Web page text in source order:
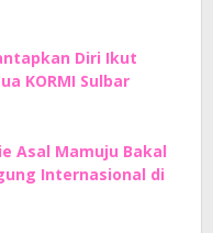
Diri Ikut
KORMI Sulbar
Asal Mamuju Bakal
Internasional di